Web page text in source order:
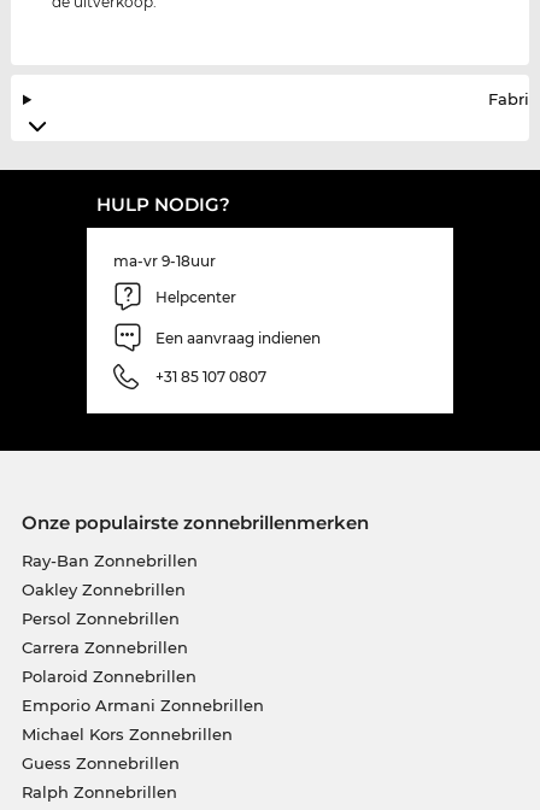
HULP NODIG?
ma-vr 9-18uur
Helpcenter
Een aanvraag indienen
+31 85 107 0807
Onze populairste zonnebrillenmerken
Ray-Ban Zonnebrillen
Oakley Zonnebrillen
Persol Zonnebrillen
Carrera Zonnebrillen
Polaroid Zonnebrillen
Emporio Armani Zonnebrillen
Michael Kors Zonnebrillen
Guess Zonnebrillen
Ralph Zonnebrillen